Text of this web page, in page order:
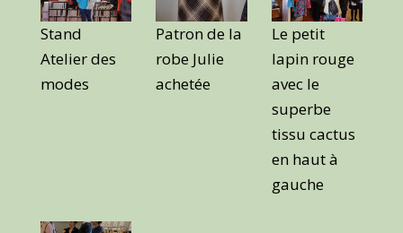
Stand
Atelier des
modes
Patron de la
robe Julie
achetée
Le petit
lapin rouge
avec le
superbe
tissu cactus
en haut à
gauche